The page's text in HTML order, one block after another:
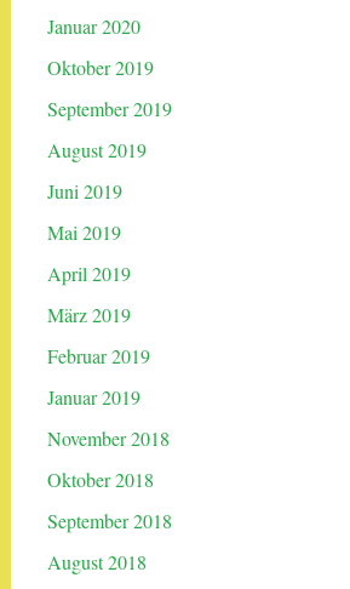
Januar 2020
Oktober 2019
September 2019
August 2019
Juni 2019
Mai 2019
April 2019
März 2019
Februar 2019
Januar 2019
November 2018
Oktober 2018
September 2018
August 2018